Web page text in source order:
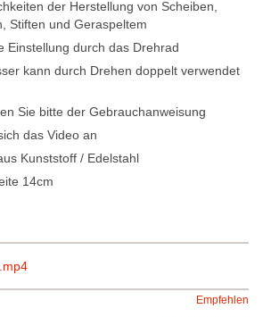
der Herstellung von Scheiben,
Stiften und Geraspeltem
Einstellung durch das Drehrad
kann durch Drehen doppelt verwendet
Sie bitte der Gebrauchanweisung
das Video an
Kunststoff / Edelstahl
14cm
Empfehlen